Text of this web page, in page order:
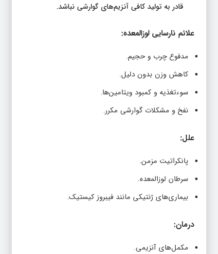
قادر به تولید کافی آنزیم‌های گوارشی نباشد.
علائم نارسایی لوزالمعده:
مدفوع چرب و حجیم.
کاهش وزن بدون دلیل.
سوءتغذیه و کمبود ویتامین‌ها.
نفخ و مشکلات گوارشی مکرر.
علل:
پانکراتیت مزمن.
سرطان لوزالمعده.
بیماری‌های ژنتیکی مانند فیبروز کیستیک.
درمان:
مکمل‌های آنزیمی.